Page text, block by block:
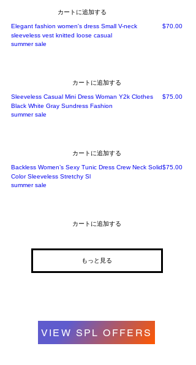
カートに追加する
Elegant fashion women's dress Small V-neck
sleeveless vest knitted loose casual
価格
$70.00
summer sale
カートに追加する
Sleeveless Casual Mini Dress Woman Y2k Clothes
Black White Gray Sundress Fashion
価格
$75.00
summer sale
カートに追加する
Backless Women’s Sexy Tunic Dress Crew Neck Solid
Color Sleeveless Stretchy Sl
価格
$75.00
summer sale
カートに追加する
もっと見る
VIEW SPL OFFERS